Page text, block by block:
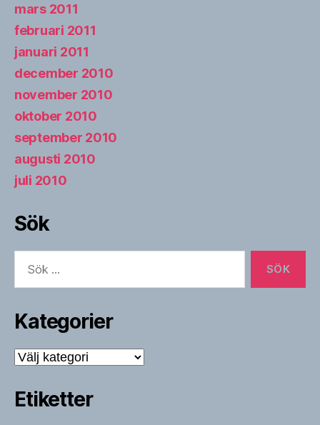
mars 2011
februari 2011
januari 2011
december 2010
november 2010
oktober 2010
september 2010
augusti 2010
juli 2010
Sök
efter:
Kategorier
Kategorier
Etiketter